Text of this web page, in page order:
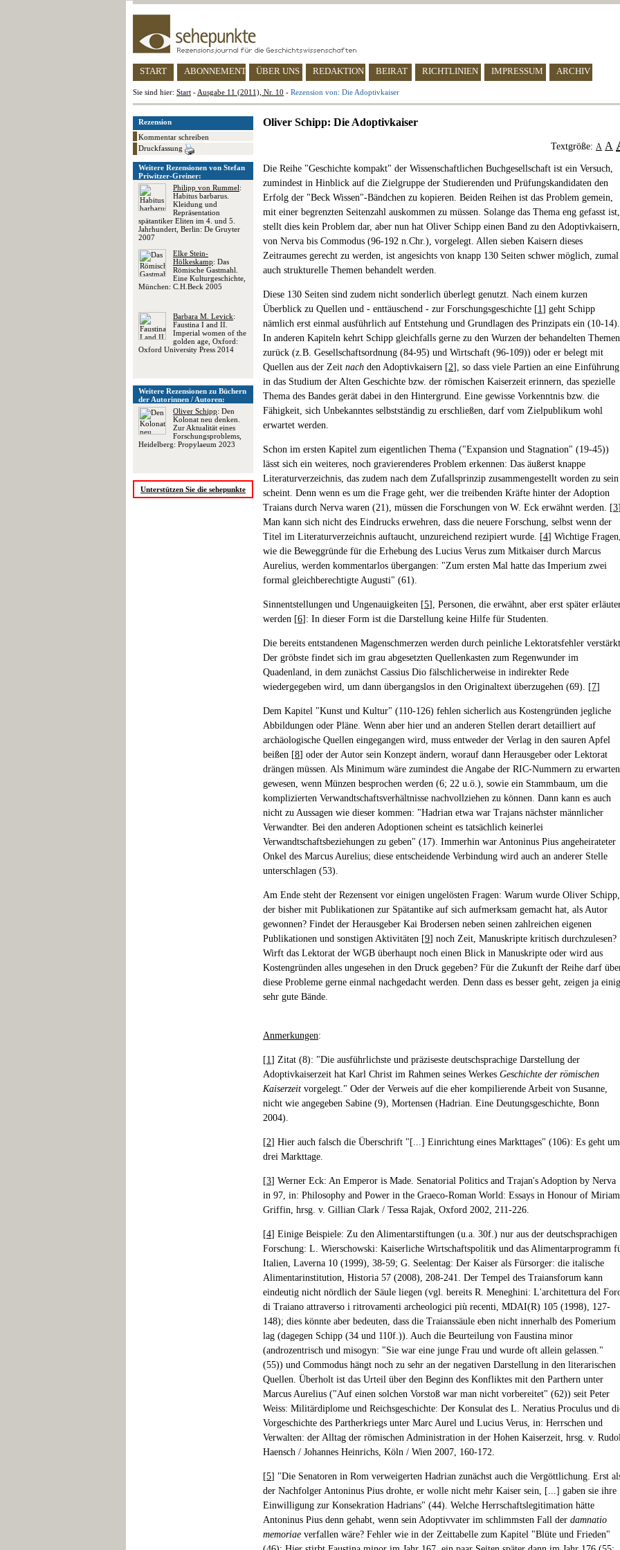
START ABONNEMENT ÜBER UNS REDAKTION BEIRAT RICHTLINIEN IMPRESSUM ARCHIV
Sie sind hier: Start - Ausgabe 11 (2011), Nr. 10 - Rezension von: Die Adoptivkaiser
Rezension
Kommentar schreiben
Druckfassung
Weitere Rezensionen von Stefan
Priwitzer-Greiner:
Philipp von Rummel:
Habitus barbarus.
Kleidung und
Repräsentation
spätantiker Eliten im 4. und 5.
Jahrhundert, Berlin: De Gruyter
2007
Elke Stein-
Hölkeskamp: Das
Römische Gastmahl.
Eine Kulturgeschichte,
München: C.H.Beck 2005
Barbara M. Levick:
Faustina I and II.
Imperial women of the
golden age, Oxford:
Oxford University Press 2014
Weitere Rezensionen zu Büchern
der Autorinnen / Autoren:
Oliver Schipp: Den
Kolonat neu denken.
Zur Aktualität eines
Forschungsproblems,
Heidelberg: Propylaeum 2023
Unterstützen Sie die sehepunkte
Oliver Schipp: Die Adoptivkaiser
Textgröße: A A
Die Reihe "Geschichte kompakt" der Wissenschaftlichen Buchgesellschaft ist ein Versuch,
zumindest in Hinblick auf die Zielgruppe der Studierenden und Prüfungskandidaten den
Erfolg der "Beck Wissen"-Bändchen zu kopieren. Beiden Reihen ist das Problem gemein,
mit einer begrenzten Seitenzahl auskommen zu müssen. Solange das Thema eng gefasst ist,
stellt dies kein Problem dar, aber nun hat Oliver Schipp einen Band zu den Adoptivkaisern,
von Nerva bis Commodus (96-192 n.Chr.), vorgelegt. Allen sieben Kaisern dieses
Zeitraumes gerecht zu werden, ist angesichts von knapp 130 Seiten schwer möglich, zumal
auch strukturelle Themen behandelt werden.
Diese 130 Seiten sind zudem nicht sonderlich überlegt genutzt. Nach einem kurzen
Überblick zu Quellen und - enttäuschend - zur Forschungsgeschichte [1] geht Schipp
nämlich erst einmal ausführlich auf Entstehung und Grundlagen des Prinzipats ein (10-14).
In anderen Kapiteln kehrt Schipp gleichfalls gerne zu den Wurzen der behandelten Themen
zurück (z.B. Gesellschaftsordnung (84-95) und Wirtschaft (96-109)) oder er belegt mit
Quellen aus der Zeit nach den Adoptivkaisern [2], so dass viele Partien an eine Einführung
in das Studium der Alten Geschichte bzw. der römischen Kaiserzeit erinnern, das spezielle
Thema des Bandes gerät dabei in den Hintergrund. Eine gewisse Vorkenntnis bzw. die
Fähigkeit, sich Unbekanntes selbstständig zu erschließen, darf vom Zielpublikum wohl
erwartet werden.
Schon im ersten Kapitel zum eigentlichen Thema ("Expansion und Stagnation" (19-45))
lässt sich ein weiteres, noch gravierenderes Problem erkennen: Das äußerst knappe
Literaturverzeichnis, das zudem nach dem Zufallsprinzip zusammengestellt worden zu sein
scheint. Denn wenn es um die Frage geht, wer die treibenden Kräfte hinter der Adoption
Traians durch Nerva waren (21), müssen die Forschungen von W. Eck erwähnt werden. [3
Man kann sich nicht des Eindrucks erwehren, dass die neuere Forschung, selbst wenn der
Titel im Literaturverzeichnis auftaucht, unzureichend rezipiert wurde. [4] Wichtige
wie die Beweggründe für die Erhebung des Lucius Verus zum Mitkaiser durch Marcus
Aurelius, werden kommentarlos übergangen: "Zum ersten Mal hatte das Imperium zwei
formal gleichberechtigte Augusti" (61).
Sinnentstellungen und Ungenauigkeiten [5], Personen, die erwähnt, aber erst später
werden [6]: In dieser Form ist die Darstellung keine Hilfe für Studenten.
Die bereits entstandenen Magenschmerzen werden durch peinliche Lektoratsfehler
Der gröbste findet sich im grau abgesetzten Quellenkasten zum Regenwunder im
Quadenland, in dem zunächst Cassius Dio fälschlicherweise in indirekter Rede
wiedergegeben wird, um dann übergangslos in den Originaltext überzugehen (69). [7]
Dem Kapitel "Kunst und Kultur" (110-126) fehlen sicherlich aus Kostengründen jegliche
Abbildungen oder Pläne. Wenn aber hier und an anderen Stellen derart detailliert auf
archäologische Quellen eingegangen wird, muss entweder der Verlag in den sauren Apfel
beißen [8] oder der Autor sein Konzept ändern, worauf dann Herausgeber oder Lektorat
drängen müssen. Als Minimum wäre zumindest die Angabe der RIC-Nummern zu erwarten
gewesen, wenn Münzen besprochen werden (6; 22 u.ö.), sowie ein Stammbaum, um die
komplizierten Verwandtschaftsverhältnisse nachvollziehen zu können. Dann kann es auch
nicht zu Aussagen wie dieser kommen: "Hadrian etwa war Trajans nächster männlicher
Verwandter. Bei den anderen Adoptionen scheint es tatsächlich keinerlei
Verwandtschaftsbeziehungen zu geben" (17). Immerhin war Antoninus Pius angeheirateter
Onkel des Marcus Aurelius; diese entscheidende Verbindung wird auch an anderer Stelle
unterschlagen (53).
Am Ende steht der Rezensent vor einigen ungelösten Fragen: Warum wurde Oliver Schipp,
der bisher mit Publikationen zur Spätantike auf sich aufmerksam gemacht hat, als Autor
gewonnen? Findet der Herausgeber Kai Brodersen neben seinen zahlreichen eigenen
Publikationen und sonstigen Aktivitäten [9] noch Zeit, Manuskripte kritisch durchzulesen?
Wirft das Lektorat der WGB überhaupt noch einen Blick in Manuskripte oder wird aus
Kostengründen alles ungesehen in den Druck gegeben? Für die Zukunft der Reihe darf
diese Probleme gerne einmal nachgedacht werden. Denn dass es besser geht, zeigen ja
sehr gute Bände.
Anmerkungen:
[1] Zitat (8): "Die ausführlichste und präziseste deutschsprachige Darstellung der
Adoptivkaiserzeit hat Karl Christ im Rahmen seines Werkes Geschichte der römischen
Kaiserzeit vorgelegt." Oder der Verweis auf die eher kompilierende Arbeit von Susanne,
nicht wie angegeben Sabine (9), Mortensen (Hadrian. Eine Deutungsgeschichte, Bonn
2004).
[2] Hier auch falsch die Überschrift "[...] Einrichtung eines Markttages" (106): Es geht um
drei Markttage.
[3] Werner Eck: An Emperor is Made. Senatorial Politics and Trajan's Adoption by Nerva
in 97, in: Philosophy and Power in the Graeco-Roman World: Essays in Honour of Miriam
Griffin, hrsg. v. Gillian Clark / Tessa Rajak, Oxford 2002, 211-226.
[4] Einige Beispiele: Zu den Alimentarstiftungen (u.a. 30f.) nur aus der deutschsprachigen
Forschung: L. Wierschowski: Kaiserliche Wirtschaftspolitik und das Alimentarprogramm
Italien, Laverna 10 (1999), 38-59; G. Seelentag: Der Kaiser als Fürsorger: die italische
Alimentarinstitution, Historia 57 (2008), 208-241. Der Tempel des Traiansforum kann
eindeutig nicht nördlich der Säule liegen (vgl. bereits R. Meneghini: L'architettura del
di Traiano attraverso i ritrovamenti archeologici più recenti, MDAI(R) 105 (1998), 127-
148); dies könnte aber bedeuten, dass die Traianssäule eben nicht innerhalb des Pomerium
lag (dagegen Schipp (34 und 110f.)). Auch die Beurteilung von Faustina minor
(androzentrisch und misogyn: "Sie war eine junge Frau und wurde oft allein gelassen."
(55)) und Commodus hängt noch zu sehr an der negativen Darstellung in den literarischen
Quellen. Überholt ist das Urteil über den Beginn des Konfliktes mit den Parthern unter
Marcus Aurelius ("Auf einen solchen Vorstoß war man nicht vorbereitet" (62)) seit Peter
Weiss: Militärdiplome und Reichsgeschichte: Der Konsulat des L. Neratius Proculus und
Vorgeschichte des Partherkriegs unter Marc Aurel und Lucius Verus, in: Herrschen und
Verwalten: der Alltag der römischen Administration in der Hohen Kaiserzeit, hrsg. v.
Haensch / Johannes Heinrichs, Köln / Wien 2007, 160-172.
[5] "Die Senatoren in Rom verweigerten Hadrian zunächst auch die Vergöttlichung. Erst
der Nachfolger Antoninus Pius drohte, er wolle nicht mehr Kaiser sein, [...] gaben sie ihre
Einwilligung zur Konsekration Hadrians" (44). Welche Herrschaftslegitimation hätte
Antoninus Pius denn gehabt, wenn sein Adoptivvater im schlimmsten Fall der damnatio
memoriae verfallen wäre? Fehler wie in der Zeittabelle zum Kapitel "Blüte und Frieden"